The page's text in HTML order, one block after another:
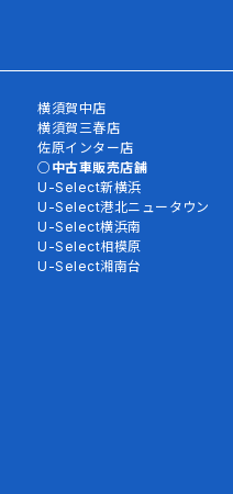
横須賀中店
横須賀三春店
佐原インター店
中古車販売店舗
U-Select新横浜
U-Select港北ニュータウン
U-Select横浜南
U-Select相模原
U-Select湘南台